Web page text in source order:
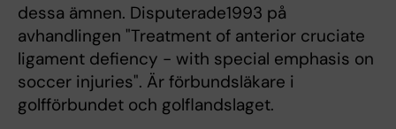
dessa ämnen. Disputerade1993 på
avhandlingen "Treatment of anterior cruciate
ligament defiency - with special emphasis on
soccer injuries". Är förbundsläkare i
golfförbundet och golflandslaget.